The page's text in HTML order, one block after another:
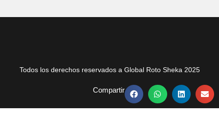
Todos los derechos reservados a Global Roto Sheka 2025
Compartir